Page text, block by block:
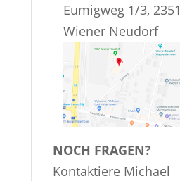
Eumigweg 1/3, 2351
Wiener Neudorf
NOCH FRAGEN?
Kontaktiere Michael